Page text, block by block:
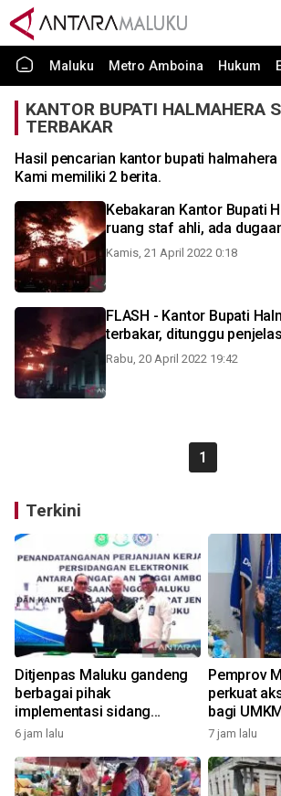
Maluku Metro Amboina Hukum
KANTOR BUPATI HALMAHERA
TERBAKAR
Hasil pencarian kantor bupati
Kami memiliki 2 berita.
Kebakaran Kantor Bupati
ruang staf ahli, ada
Kamis, 21 April 2022 0:18
FLASH - Kantor Bupati
terbakar, ditunggu
Rabu, 20 April 2022 19:42
1
Terkini
Ditjenpas Maluku gandeng
berbagai pihak
implementasi sidang
elektronik dukung
6 jam lalu
Pemprov
perkuat
bagi
7 jam lalu